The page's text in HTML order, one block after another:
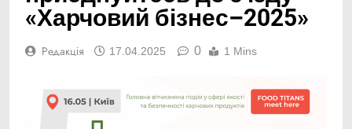
«Харчовий бізнес–2025»
Редакція 17.04.2025 0 1 Mins